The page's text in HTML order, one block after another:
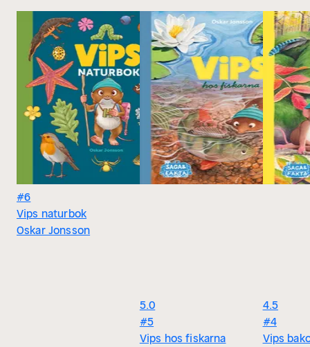
#6
Vips naturbok
Oskar Jonsson
5.0
#5
Vips hos fiskarna
4.5
#4
Vips